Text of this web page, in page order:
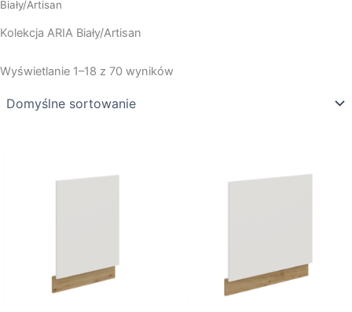
Biały/Artisan
Kolekcja ARIA Biały/Artisan
Wyświetlanie 1–18 z 70 wyników